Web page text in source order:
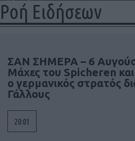
Ροή Ειδήσεων
ΣΑΝ ΣΗΜΕΡΑ – 6
Μάχες του Spicheren
ο γερμανικός στρατός
Γάλλους
20:01